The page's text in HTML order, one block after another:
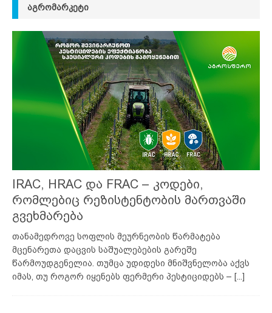
ᲐᲒᲠᲝᲛᲐᲠᲙᲔᲢᲘ
IRAC, HRAC და FRAC – კოდები,
რომლებიც რეზისტენტობის მართვაში
გვეხმარება
თანამედროვე სოფლის მეურნეობის წარმატება
მცენარეთა დაცვის საშუალებების გარეშე
წარმოუდგენელია. თუმცა უდიდესი მნიშვნელობა აქვს
იმას, თუ როგორ იყენებს ფერმერი პესტიციდებს – [...]